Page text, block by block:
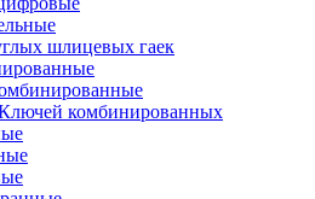
шлицевых гаек
комбинированных